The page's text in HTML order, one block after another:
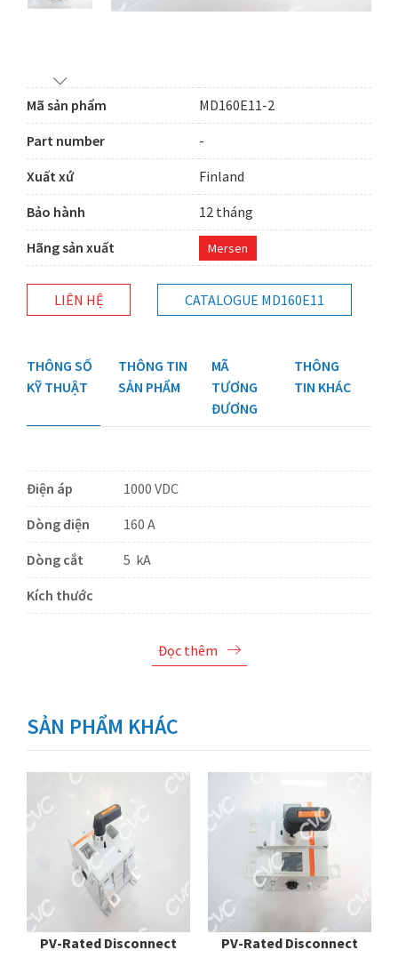
Mã sản phẩm
MD160E11-2
Part number
-
Xuất xứ
Finland
Bảo hành
12 tháng
Hãng sản xuất
Mersen
LIÊN HỆ CATALOGUE MD160E11
THÔNG SỐ
KỸ THUẬT
THÔNG TIN
SẢN PHẨM
MÃ
TƯƠNG
ĐƯƠNG
THÔNG
TIN KHÁC
Điện áp
1000 VDC
Dòng điện
160 A
Dòng cắt
5 kA
Kích thước
Đọc thêm
SẢN PHẨM KHÁC
PV-Rated Disconnect
PV-Rated Disconnect